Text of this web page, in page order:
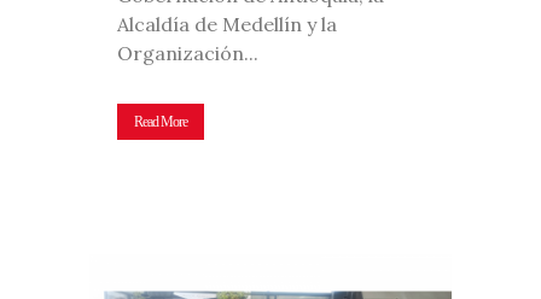
Alcaldía de Medellín y la
Organización...
Read More